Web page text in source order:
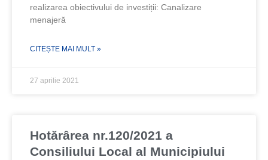
realizarea obiectivului de investiții: Canalizare
menajeră
CITEȘTE MAI MULT »
27 aprilie 2021
Hotărârea nr.120/2021 a
Consiliului Local al Municipiului